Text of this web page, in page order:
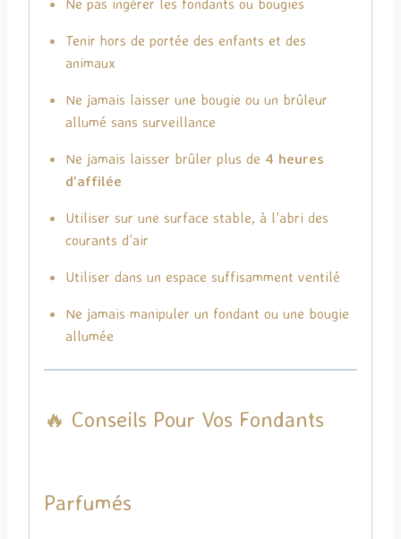
Tenir hors de portée des enfants et des
animaux
Ne jamais laisser une bougie ou un brûleur
allumé sans surveillance
Ne jamais laisser brûler plus de 4 heures
d’affilée
Utiliser sur une surface stable, à l’abri des
courants d’air
Utiliser dans un espace suffisamment ventilé
Ne jamais manipuler un fondant ou une bougie
allumée
🔥 Conseils Pour Vos Fondants
Parfumés